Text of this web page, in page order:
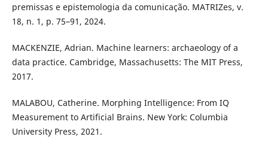
premissas e epistemologia da comunicação. MATRIZes, v.
18, n. 1, p. 75–91, 2024.
MACKENZIE, Adrian. Machine learners: archaeology of a
data practice. Cambridge, Massachusetts: The MIT Press,
2017.
MALABOU, Catherine. Morphing Intelligence: From IQ
Measurement to Artificial Brains. New York: Columbia
University Press, 2021.